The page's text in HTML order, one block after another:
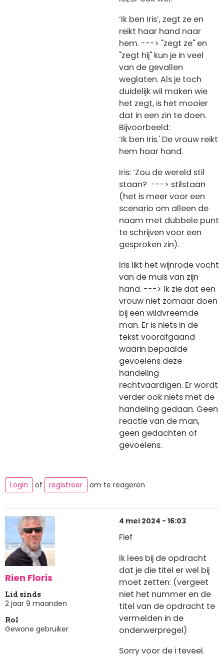
‘Ik ben Iris’, zegt ze en
reikt haar hand naar
hem. ---> "zegt ze" en
"zegt hij" kun je in veel
van de gevallen
weglaten. Als je toch
duidelijk wil maken wie
het zegt, is het mooier
dat in een zin te doen.
Bijvoorbeeld:
‘Ik ben Iris.' De vrouw reikt
hem haar hand.
Iris: ’Zou de wereld stil
staan? ---> stilstaan
(het is meer voor een
scenario om alleen de
naam met dubbele punt
te schrijven voor een
gesproken zin).
Iris likt het wijnrode vocht
van de muis van zijn
hand. ---> Ik zie dat een
vrouw niet zomaar doen
bij een wildvreemde
man. Er is niets in de
tekst voorafgaand
waarin bepaalde
gevoelens deze
handeling
rechtvaardigen. Er wordt
verder ook niets met de
handeling gedaan. Geen
reactie van de man,
geen gedachten of
gevoelens.
Login of registreer om te reageren
Rien Floris
Lid sinds
2 jaar 9 maanden
Rol
Gewone gebruiker
4 mei 2024 - 16:03
Fief
Ik lees bij de opdracht
dat je die titel er wel bij
moet zetten: (vergeet
niet het nummer en de
titel van de opdracht te
vermelden in de
onderwerpregel)
Sorry voor de i teveel.